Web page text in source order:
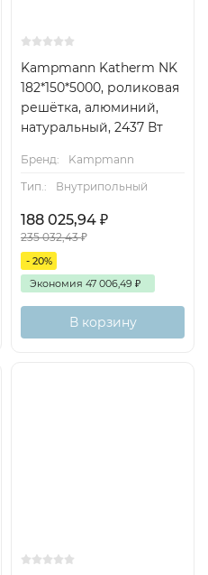
Kampmann Katherm NK
182*150*5000, роликовая
решётка, алюминий,
натуральный, 2437 Вт
Бренд:
Kampmann
Тип.:
Внутрипольный
188 025,94 ₽
235 032,43₽
- 20%
Экономия 47 006,49 ₽
В корзину